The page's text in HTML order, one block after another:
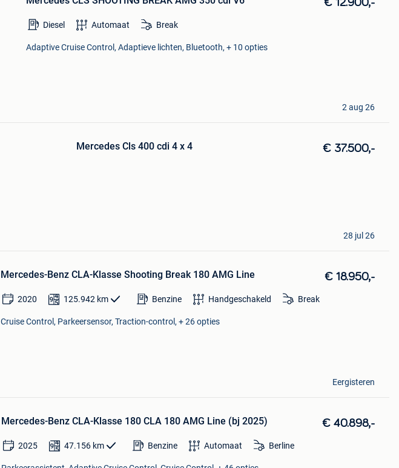
Diesel Automaat Break
Adaptive Cruise Control, Adaptieve lichten, Bluetooth, + 10 opties
2 aug 26
Mercedes Cls 400 cdi 4 x 4 € 37.500,-
28 jul 26
Mercedes-Benz CLA-Klasse Shooting Break 180 AMG Line € 18.950,-
2020 125.942 km Benzine Handgeschakeld Break
Cruise Control, Parkeersensor, Traction-control, + 26 opties
Eergisteren
Mercedes-Benz CLA-Klasse 180 CLA 180 AMG Line (bj 2025) € 40.898,-
2025 47.156 km Benzine Automaat Berline